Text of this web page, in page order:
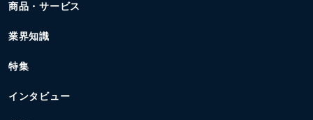
商品・サービス
業界知識
特集
インタビュー